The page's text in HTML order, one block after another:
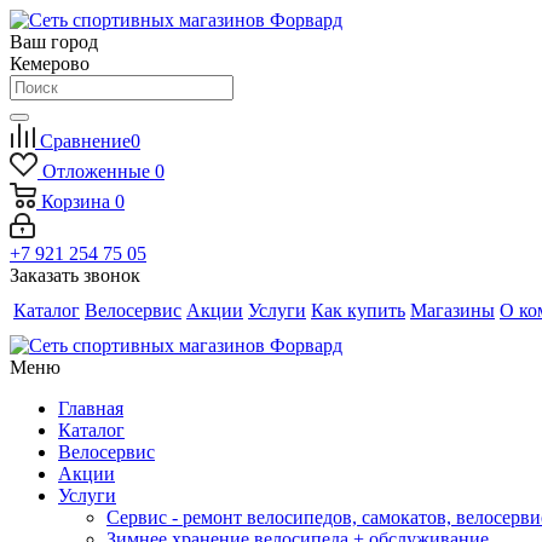
Ваш город
Кемерово
Сравнение0
Отложенные 0
Корзина 0
+7 921 254 75 05
Заказать звонок
Каталог Велосервис Акции Услуги Как купить Магазины О
Меню
Главная
Каталог
Велосервис
Акции
Услуги
Сервис - ремонт велосипедов, самокатов,